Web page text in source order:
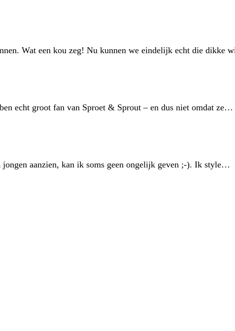
Wat een kou zeg! Nu kunnen we eindelijk echt die dikke
echt groot fan van Sproet & Sprout – en dus niet omdat ze…
aanzien, kan ik soms geen ongelijk geven ;-). Ik style…